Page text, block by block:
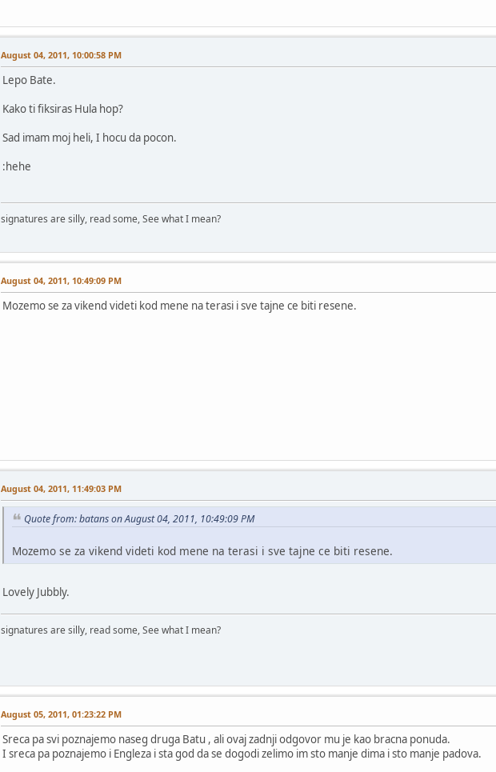
August 04, 2011, 10:00:58 PM
Lepo Bate.
Kako ti fiksiras Hula hop?
Sad imam moj heli, I hocu da pocon.
:hehe
signatures are silly, read some, See what I mean?
August 04, 2011, 10:49:09 PM
Mozemo se za vikend videti kod mene na terasi i sve tajne ce biti resene.
August 04, 2011, 11:49:03 PM
Quote from: batans on August 04, 2011, 10:49:09 PM
Mozemo se za vikend videti kod mene na terasi i sve tajne ce biti resene.
Lovely Jubbly.
signatures are silly, read some, See what I mean?
August 05, 2011, 01:23:22 PM
Sreca pa svi poznajemo naseg druga Batu , ali ovaj zadnji odgovor mu je kao bracna ponuda.
I sreca pa poznajemo i Engleza i sta god da se dogodi zelimo im sto manje dima i sto manje padova.